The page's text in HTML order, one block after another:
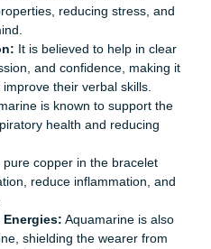
reducing stress, and
It is believed to help in clear
and confidence, making it
their verbal skills.
is known to support the
health and reducing
pure copper in the bracelet
reduce inflammation, and
Aquamarine is also
shielding the wearer from